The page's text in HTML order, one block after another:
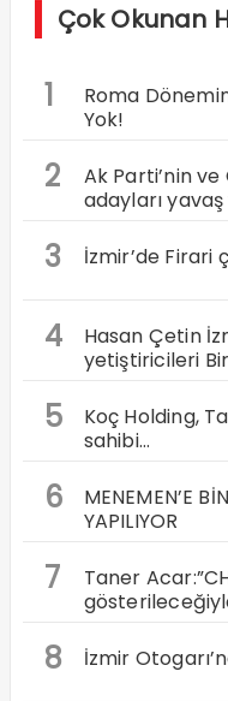
Çok Okunan
1
Roma
Yok!
2
Ak Parti’nin
adayları
3 İzmir’de Firari
4
Hasan Çetin
yetiştiricileri
5
Koç Holding,
sahibi…
6
MENEMEN’E
YAPILIYOR
7
Taner
8 İzmir